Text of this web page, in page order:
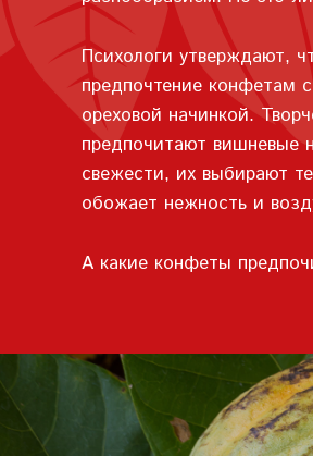
Психологи утверждают,
предпочтение конфетам
ореховой начинкой.
предпочитают вишневые
свежести, их выбирают
обожает нежность и
А какие конфеты